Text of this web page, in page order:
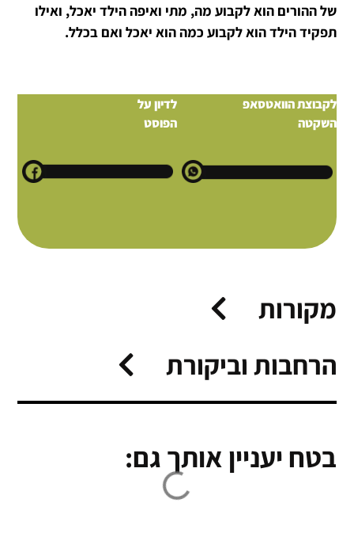
של ההורים הוא לקבוע מה, מתי ואיפה הילד יאכל, ואילו
תפקיד הילד הוא לקבוע כמה הוא יאכל ואם בכלל.
לדיון על
הפוסט
לקבוצת הוואטסאפ
השקטה
מקורות
הרחבות וביקורת
בטח יעניין אותך גם: